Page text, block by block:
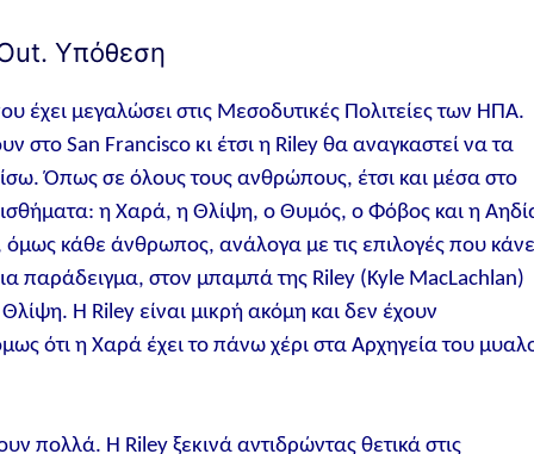
Υπόθεση
έχει μεγαλώσει στις Μεσοδυτικές Πολιτείες των ΗΠΑ.
στο San Francisco κι έτσι η Riley θα αναγκαστεί να τα
Όπως σε όλους τους ανθρώπους, έτσι και μέσα στο
η Χαρά, η Θλίψη, ο Θυμός, ο Φόβος και η
κάθε άνθρωπος, ανάλογα με τις επιλογές που
παράδειγμα, στον μπαμπά της Riley (Kyle MacLachlan)
Η Riley είναι μικρή ακόμη και δεν έχουν
ότι η Χαρά έχει το πάνω χέρι στα Αρχηγεία του
πολλά. Η Riley ξεκινά αντιδρώντας θετικά στις